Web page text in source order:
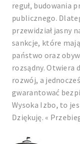
reguł, budowania
publicznego.
przewidział jasny
sankcje, które
państwo oraz
rozsądny. Otwiera
rozwój, a
gwarantować
Wysoka Izbo, to
Dziękuję. «